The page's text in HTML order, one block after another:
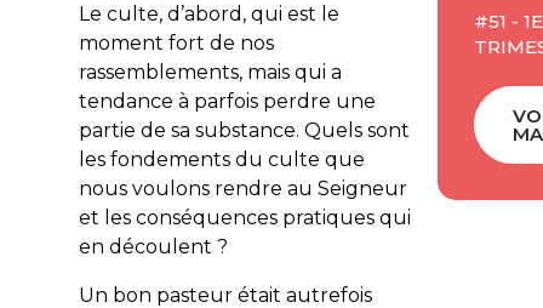
Le culte, d’abord, qui est le
moment fort de nos
rassemblements, mais qui a
tendance à parfois perdre une
partie de sa substance. Quels sont
les fondements du culte que
nous voulons rendre au Seigneur
et les conséquences pratiques qui
en découlent ?
Un bon pasteur était autrefois
#51 - 1E